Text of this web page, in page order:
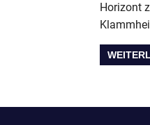
Horizont